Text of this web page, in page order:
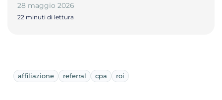
28 maggio 2026
22 minuti di lettura
affiliazione referral cpa roi